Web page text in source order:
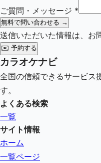
ご質問・メッセージ *
無料で問い合わせる →
送信いただいた情報は、お
✉️ 予約する
カラオケナビ
全国の信頼できるサービス
す。
よくある検索
一覧
サイト情報
ホーム
一覧ページ